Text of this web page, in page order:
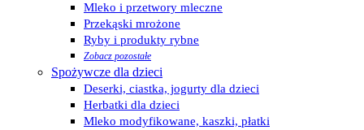
Mleko i przetwory mleczne
Przekąski mrożone
Ryby i produkty rybne
Zobacz pozostałe
Spożywcze dla dzieci
Deserki, ciastka, jogurty dla dzieci
Herbatki dla dzieci
Mleko modyfikowane, kaszki, płatki